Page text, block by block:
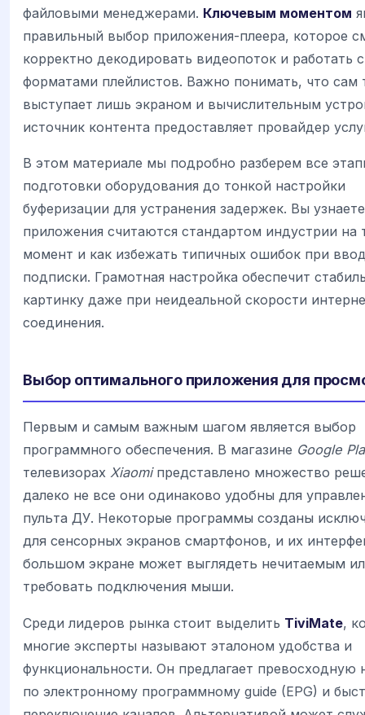
файловыми менеджерами. Ключевым моментом
правильный выбор приложения-плеера, которое
корректно декодировать видеопоток и работать с
форматами плейлистов. Важно понимать, что сам
выступает лишь экраном и вычислительным
источник контента предоставляет провайдер
В этом материале мы подробно разберем все
подготовки оборудования до тонкой настройки
буферизации для устранения задержек. Вы
приложения считаются стандартом индустрии на
момент и как избежать типичных ошибок при
подписки. Грамотная настройка обеспечит
картинку даже при неидеальной скорости
соединения.
Выбор оптимального приложения для
Первым и самым важным шагом является выбор
программного обеспечения. В магазине Google
телевизорах Xiaomiпредставлено множество
далеко не все они одинаково удобны для
пульта ДУ. Некоторые программы созданы
для сенсорных экранов смартфонов, и их
большом экране может выглядеть нечитаемым
требовать подключения мыши.
Среди лидеров рынка стоит выделить TiviMate,
многие эксперты называют эталоном удобства и
функциональности. Он предлагает превосходную
по электронному программному guide (EPG) и